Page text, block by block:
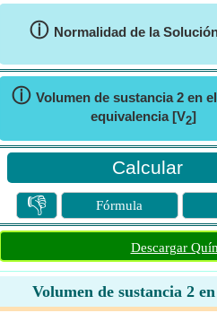
ⓘ Normalidad de la
ⓘ Volumen de sustancia 2 en
equivalencia [V2]
👎 Fórmula
Descargar
Volumen de sustancia 2